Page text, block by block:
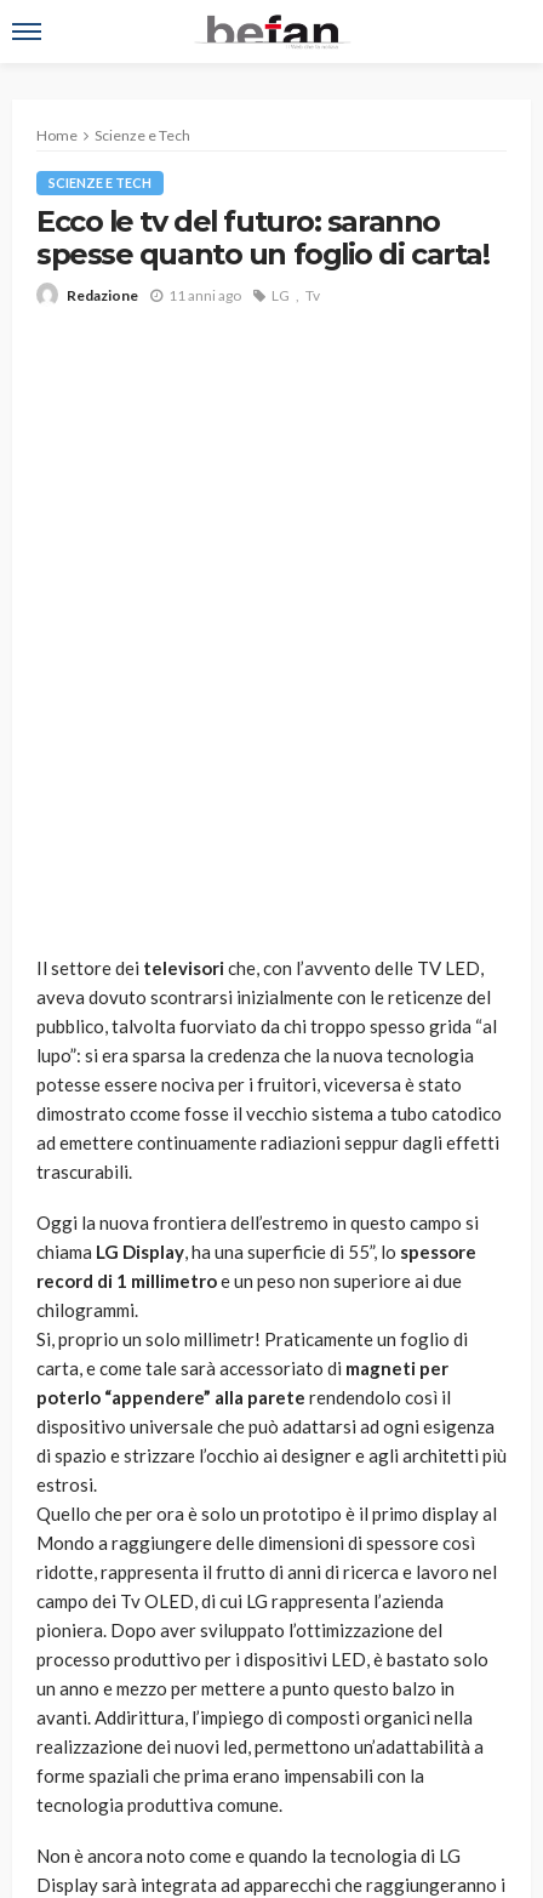
Home Scienze e Tech
SCIENZE E TECH
Ecco le tv del futuro: saranno
spesse quanto un foglio di carta!
Redazione 11 anni ago LG Tv
Il settore dei televisoriche, con l’avvento delle TV LED,
aveva dovuto scontrarsi inizialmente con le reticenze del
pubblico, talvolta fuorviato da chi troppo spesso grida “al
lupo”: si era sparsa la credenza che la nuova tecnologia
potesse essere nociva per i fruitori, viceversa è stato
dimostrato ccome fosse il vecchio sistema a tubo catodico
ad emettere continuamente radiazioni seppur dagli effetti
trascurabili.
Oggi la nuova frontiera dell’estremo in questo campo si
chiama LG Display, ha una superficie di 55”, lo spessore
record di 1 millimetroe un peso non superiore ai due
chilogrammi.
Si, proprio un solo millimetr! Praticamente un foglio di
carta, e come tale sarà accessoriato di magneti per
poterlo “appendere” alla parete rendendolo così il
dispositivo universale che può adattarsi ad ogni esigenza
di spazio e strizzare l’occhio ai designer e agli architetti più
estrosi.
Quello che per ora è solo un prototipo è il primo display al
Mondo a raggiungere delle dimensioni di spessore così
ridotte, rappresenta il frutto di anni di ricerca e lavoro nel
campo dei Tv OLED, di cui LG rappresenta l’azienda
pioniera. Dopo aver sviluppato l’ottimizzazione del
processo produttivo per i dispositivi LED, è bastato solo
un anno e mezzo per mettere a punto questo balzo in
avanti. Addirittura, l’impiego di composti organici nella
realizzazione dei nuovi led, permettono un’adattabilità a
forme spaziali che prima erano impensabili con la
tecnologia produttiva comune.
Non è ancora noto come e quando la tecnologia di LG
Display sarà integrata ad apparecchi che raggiungeranno i